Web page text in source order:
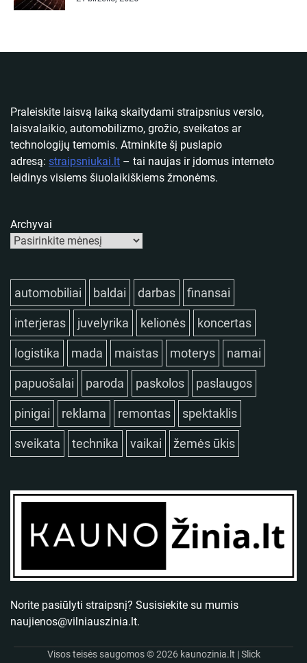
Praleiskite laisvą laiką skaitydami straipsnius verslo,
laisvalaikio, automobilizmo, grožio, sveikatos ar
technologijų temomis. Atminkite šį puslapio
adresą: straipsniukai.lt – tai naujas ir įdomus interneto
leidinys visiems šiuolaikiškiems žmonėms.
Archyvai
automobiliai baldai darbas finansai
interjeras juvelyrika kelionės koncertas
logistika mada maistas moterys namai
papuošalai paroda paskolos paslaugos
pinigai reklama remontas spektaklis
sveikata technika vaikai žemės ūkis
Norite pasiūlyti straipsnį? Susisiekite su mumis
naujienos@vilniauszinia.lt.
Visos teisės saugomos © 2026 kaunozinia.lt | Slick